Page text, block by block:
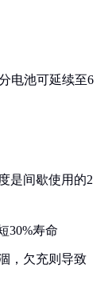
电池可延续至6
是间歇使用的2
30%寿命
，欠充则导致